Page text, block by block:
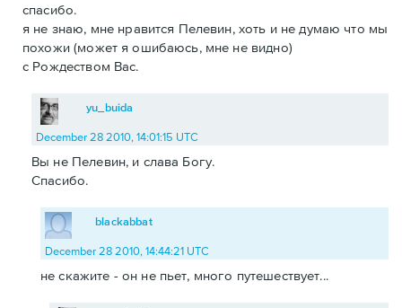
спасибо.
я не знаю, мне нравится Пелевин, хоть и не думаю что мы
похожи (может я ошибаюсь, мне не видно)
с Рождеством Вас.
yu_buida
December 28 2010, 14:01:15 UTC
Вы не Пелевин, и слава Богу.
Спасибо.
blackabbat
December 28 2010, 14:44:21 UTC
не скажите - он не пьет, много путешествует...